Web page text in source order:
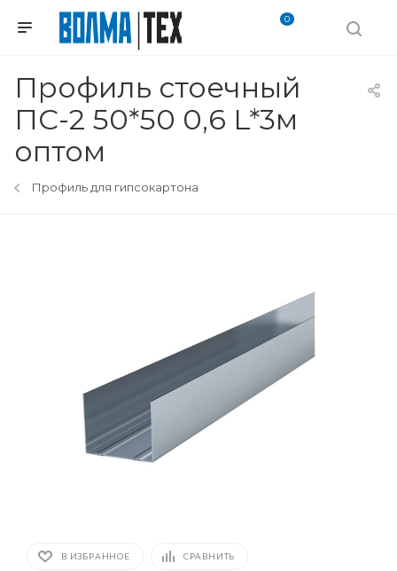
0
Профиль стоечный
ПС-2 50*50 0,6 L*3м
оптом
Профиль для гипсокартона
В ИЗБРАННОЕ СРАВНИТЬ